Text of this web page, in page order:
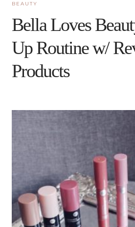
BEAUTY
Bella Loves
Up Routine w/
Products